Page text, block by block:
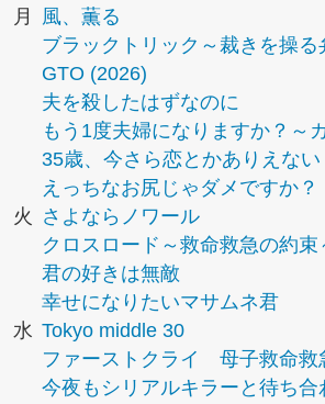
月
風、薫る
ブラックトリック～裁きを操る
GTO (2026)
夫を殺したはずなのに
もう1度夫婦になりますか？～
35歳、今さら恋とかありえない
えっちなお尻じゃダメですか？
火
さよならノワール
クロスロード～救命救急の約束
君の好きは無敵
幸せになりたいマサムネ君
水 Tokyo middle 30
ファーストクライ 母子救命救
今夜もシリアルキラーと待ち合